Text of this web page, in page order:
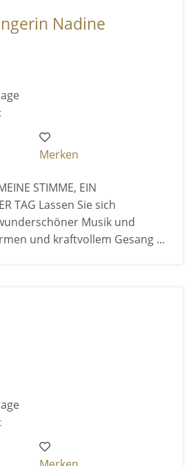
Nadine
Merken
STIMME, EIN
TAG Lassen Sie sich
Musik und
und kraftvollem Gesang ...